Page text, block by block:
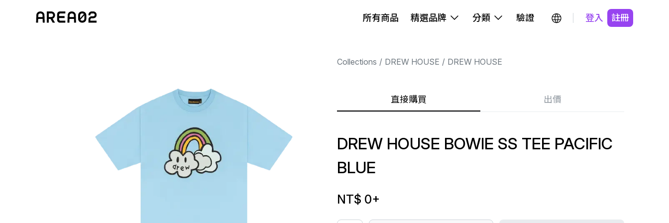
所有商品 精選品牌 分類 驗證 登入 註冊
Collections DREW HOUSE DREW HOUSE
直接購買 出價
DREW HOUSE BOWIE SS TEE PACIFIC
BLUE
NT$ 0+